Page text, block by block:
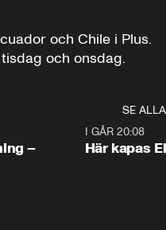
och Chile i Plus.
och onsdag.
SE ALLA
–
I GÅR 20:08
Här kapas